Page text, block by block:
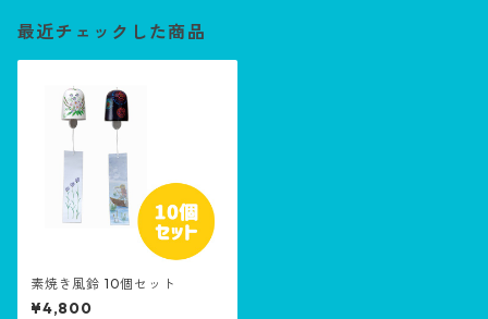
最近チェックした商品
素焼き風鈴 10個セット
¥4,800